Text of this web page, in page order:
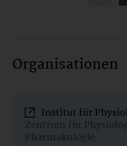
Organisationen
Institut für
Zentrum für
Pharmakologie